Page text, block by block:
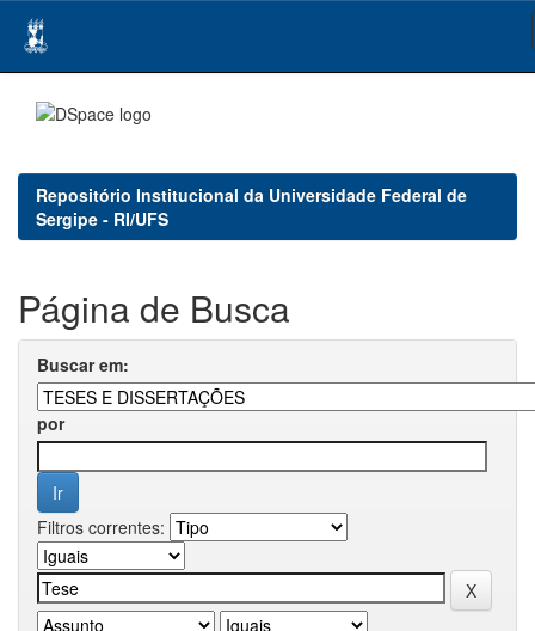
navigation
Repositório Institucional da Universidade Federal de
Sergipe - RI/UFS
Página de Busca
Buscar em:
por
Filtros correntes: